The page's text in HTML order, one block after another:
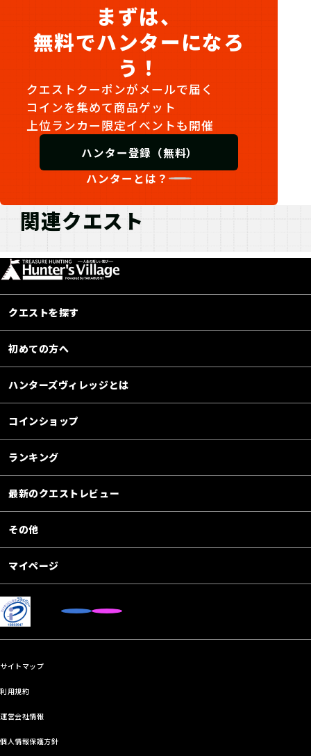
まずは、
無料でハンターになろ
う！
クエストクーポンがメールで届く
コインを集めて商品ゲット
上位ランカー限定イベントも開催
ハンター登録（無料）
ハンターとは？
関連クエスト
クエストを探す
初めての方へ
ハンターズヴィレッジとは
コインショップ
ランキング
最新のクエストレビュー
その他
マイページ
サイトマップ
利用規約
運営会社情報
個人情報保護方針